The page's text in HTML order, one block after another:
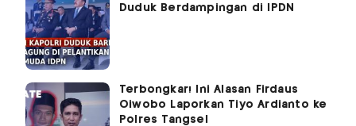
Duduk Berdampingan di IPDN
Terbongkar! Ini Alasan Firdaus
Oiwobo Laporkan Tiyo Ardianto ke
Polres Tangsel